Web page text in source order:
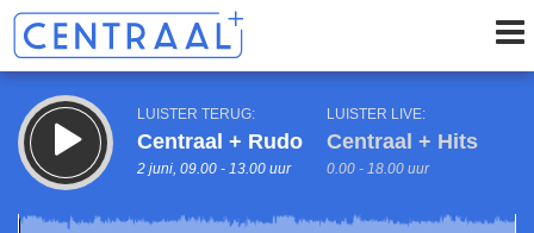
LUISTER TERUG:
Centraal + Rudo
2 juni, 09.00 - 13.00 uur
LUISTER LIVE:
Centraal + Hits
0.00 - 18.00 uur